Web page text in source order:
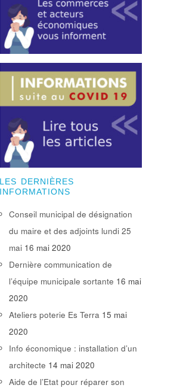
LES DERNIÈRES
INFORMATIONS
Conseil municipal de désignation
du maire et des adjoints lundi 25
mai 16 mai 2020
Dernière communication de
l’équipe municipale sortante 16 mai
2020
Ateliers poterie Es Terra 15 mai
2020
Info économique : installation d’un
architecte 14 mai 2020
Aide de l’Etat pour réparer son